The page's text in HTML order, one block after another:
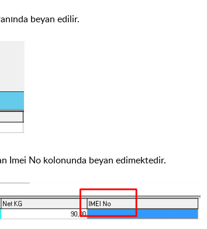
beyan edilir.
Imei No kolonunda beyan edimektedir.